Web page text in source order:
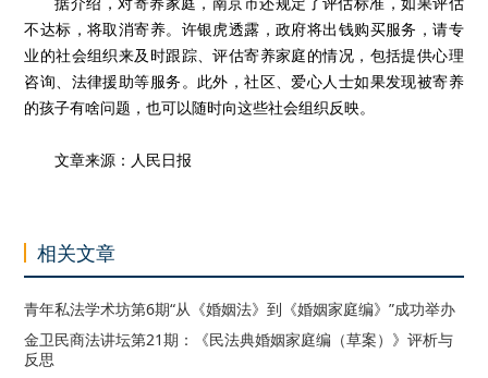
不达标，将取消寄养。许银虎透露，政府将出钱购买服务，请专
业的社会组织来及时跟踪、评估寄养家庭的情况，包括提供心理
咨询、法律援助等服务。此外，社区、爱心人士如果发现被寄养
的孩子有啥问题，也可以随时向这些社会组织反映。
文章来源：人民日报
相关文章
青年私法学术坊第6期“从《婚姻法》到《婚姻家庭编》”成功举办
金卫民商法讲坛第21期：《民法典婚姻家庭编（草案）》评析与
反思